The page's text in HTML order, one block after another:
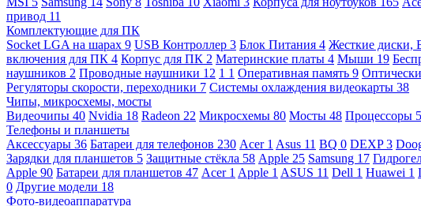
привод 11
Комплектующие для ПК
Socket LGA на шарах 9 USB Контроллер 3 Блок Питания 4 Жесткие диски,
включения для ПК 4 Корпус для ПК 2 Материнские платы 4 Мыши 19
наушников 2 Проводные наушники 12 1 1 Оперативная память 9
Регуляторы скорости, переходники 7 Системы охлаждения видеокарты 38
Чипы, микросхемы, мосты
Видеочипы 40 Nvidia 18 Radeon 22 Микросхемы 80 Мосты 48 Процессоры
Телефоны и планшеты
Аксессуары 36 Батареи для телефонов 230 Acer 1 Asus 11 BQ 0 DEXP3
Зарядки для планшетов 5 Защитные стёкла 58 Apple 25 Samsung 17
Apple 90 Батареи для планшетов 47 Acer 1 Apple 1 ASUS 11 Dell 1 Huawei 1
0 Другие модели 18
Фото-видеоаппаратура